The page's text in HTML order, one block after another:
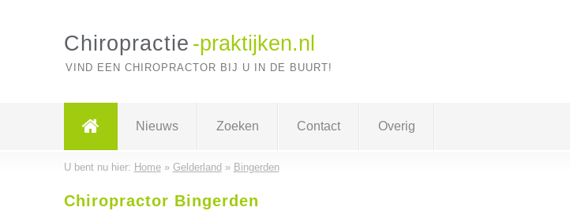
Chiropractie -praktijken.nl
VIND EEN CHIROPRACTOR BIJ U IN DE BUURT!
Nieuws Zoeken Contact Overig
U bent nu hier: Home» Gelderland » Bingerden
Chiropractor Bingerden